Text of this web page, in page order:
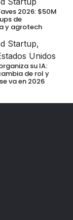
2026: $50M
de
y agrotech
Startup,
Unidos
su IA:
de rol y
va en 2026